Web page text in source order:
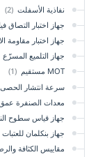
نفاذية الأسفلت (2)
جهاز اختبار التصاق
جهاز اختبار مقاومة
جهاز التلميع المسرّع
MOT مستقيم
(1)
سرعة انتشار
معدات الصنفرة عمق
جهاز قياس سطوح
جهاز بنكلمان للعتبات
مقاييس الكثافة